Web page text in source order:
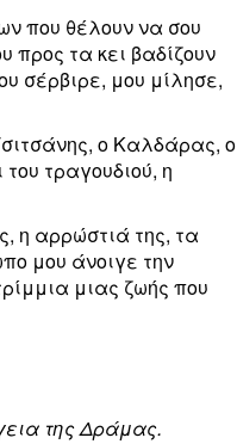
που θέλουν να σου
προς τα κει βαδίζουν
σέρβιρε, μου μίλησε,
ο Καλδάρας, ο
τραγουδιού, η
η αρρώστιά της, τα
μου άνοιγε την
μιας ζωής που
της Δράμας.